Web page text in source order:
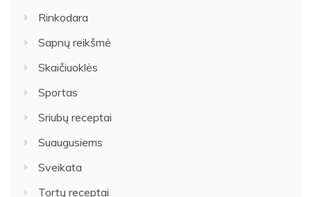
Rinkodara
Sapnų reikšmė
Skaičiuoklės
Sportas
Sriubų receptai
Suaugusiems
Sveikata
Tortų receptai